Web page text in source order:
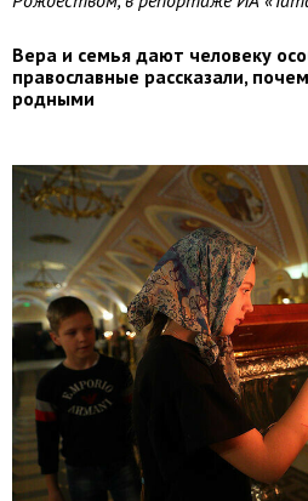
Вера и семья дают человеку
православные рассказали,
родными